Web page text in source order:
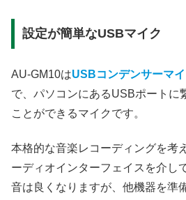
設定が簡単なUSBマイク
AU-GM10はUSBコンデンサーマイ
で、パソコンにあるUSBポートに
ことができるマイクです。
本格的な音楽レコーディングを考
ーディオインターフェイスを介し
音は良くなりますが、他機器を準